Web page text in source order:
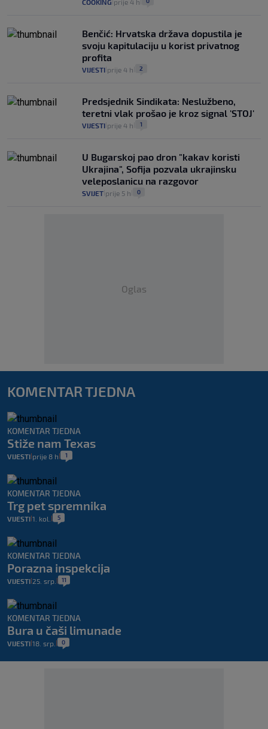
COOKING prije 4 h
Benčić: Hrvatska država dopustila je
svoju kapitulaciju u korist privatnog
profita
VIJESTI prije 4 h 2
Predsjednik Sindikata: Neslužbeno,
teretni vlak prošao je kroz signal 'STOJ'
VIJESTI prije 4 h 1
U Bugarskoj pao dron "kakav koristi
Ukrajina", Sofija pozvala ukrajinsku
veleposlanicu na razgovor
SVIJET prije 5 h 0
Oglas
KOMENTAR TJEDNA
KOMENTAR TJEDNA
Stiže nam Texas
VIJESTI prije 8 h 1
KOMENTAR TJEDNA
Trg pet spremnika
VIJESTI 1. kol. 5
KOMENTAR TJEDNA
Porazna inspekcija
VIJESTI 25. srp. 11
KOMENTAR TJEDNA
Bura u čaši limunade
VIJESTI 18. srp. 0